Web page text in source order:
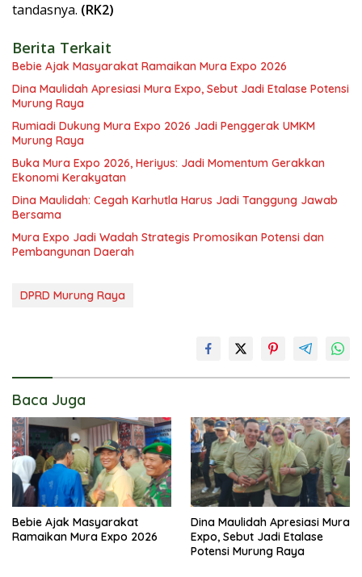
tandasnya. (RK2)
Berita Terkait
Bebie Ajak Masyarakat Ramaikan Mura Expo 2026
Dina Maulidah Apresiasi Mura Expo, Sebut Jadi Etalase Potensi
Murung Raya
Rumiadi Dukung Mura Expo 2026 Jadi Penggerak UMKM
Murung Raya
Buka Mura Expo 2026, Heriyus: Jadi Momentum Gerakkan
Ekonomi Kerakyatan
Dina Maulidah: Cegah Karhutla Harus Jadi Tanggung Jawab
Bersama
Mura Expo Jadi Wadah Strategis Promosikan Potensi dan
Pembangunan Daerah
DPRD Murung Raya
Baca Juga
Bebie Ajak Masyarakat
Ramaikan Mura Expo 2026
Dina Maulidah Apresiasi Mura
Expo, Sebut Jadi Etalase
Potensi Murung Raya